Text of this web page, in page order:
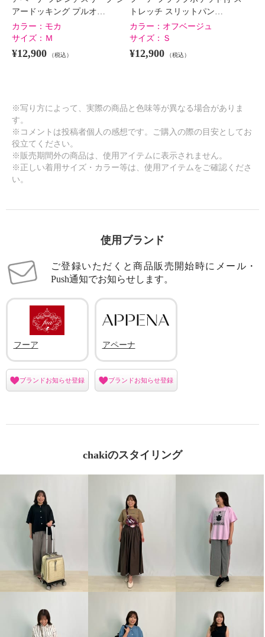
アードッキング プルオ…
カラー： モカ
サイズ： Ｍ
¥12,900 （税込）
トレッチ スリットパン…
カラー： オフベージュ
サイズ： Ｓ
¥12,900 （税込）
※写り方によって、実際の商品と色味等が異なる場合がありま
す。
※コメントは投稿者個人の感想です。ご購入の際の目安としてお
役立てください。
※販売期間外の商品は、使用アイテムに表示されません。
※正しい着用サイズ・カラー等は、使用アイテムをご確認くださ
い。
使用ブランド
ご登録いただくと商品販売開始時にメール・
Push通知でお知らせします。
フーア
ブランドお知らせ登録
アペーナ
ブランドお知らせ登録
chakiのスタイリング